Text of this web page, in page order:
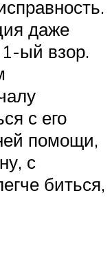
даже
ый взор.
с его
помощи,
с
биться,